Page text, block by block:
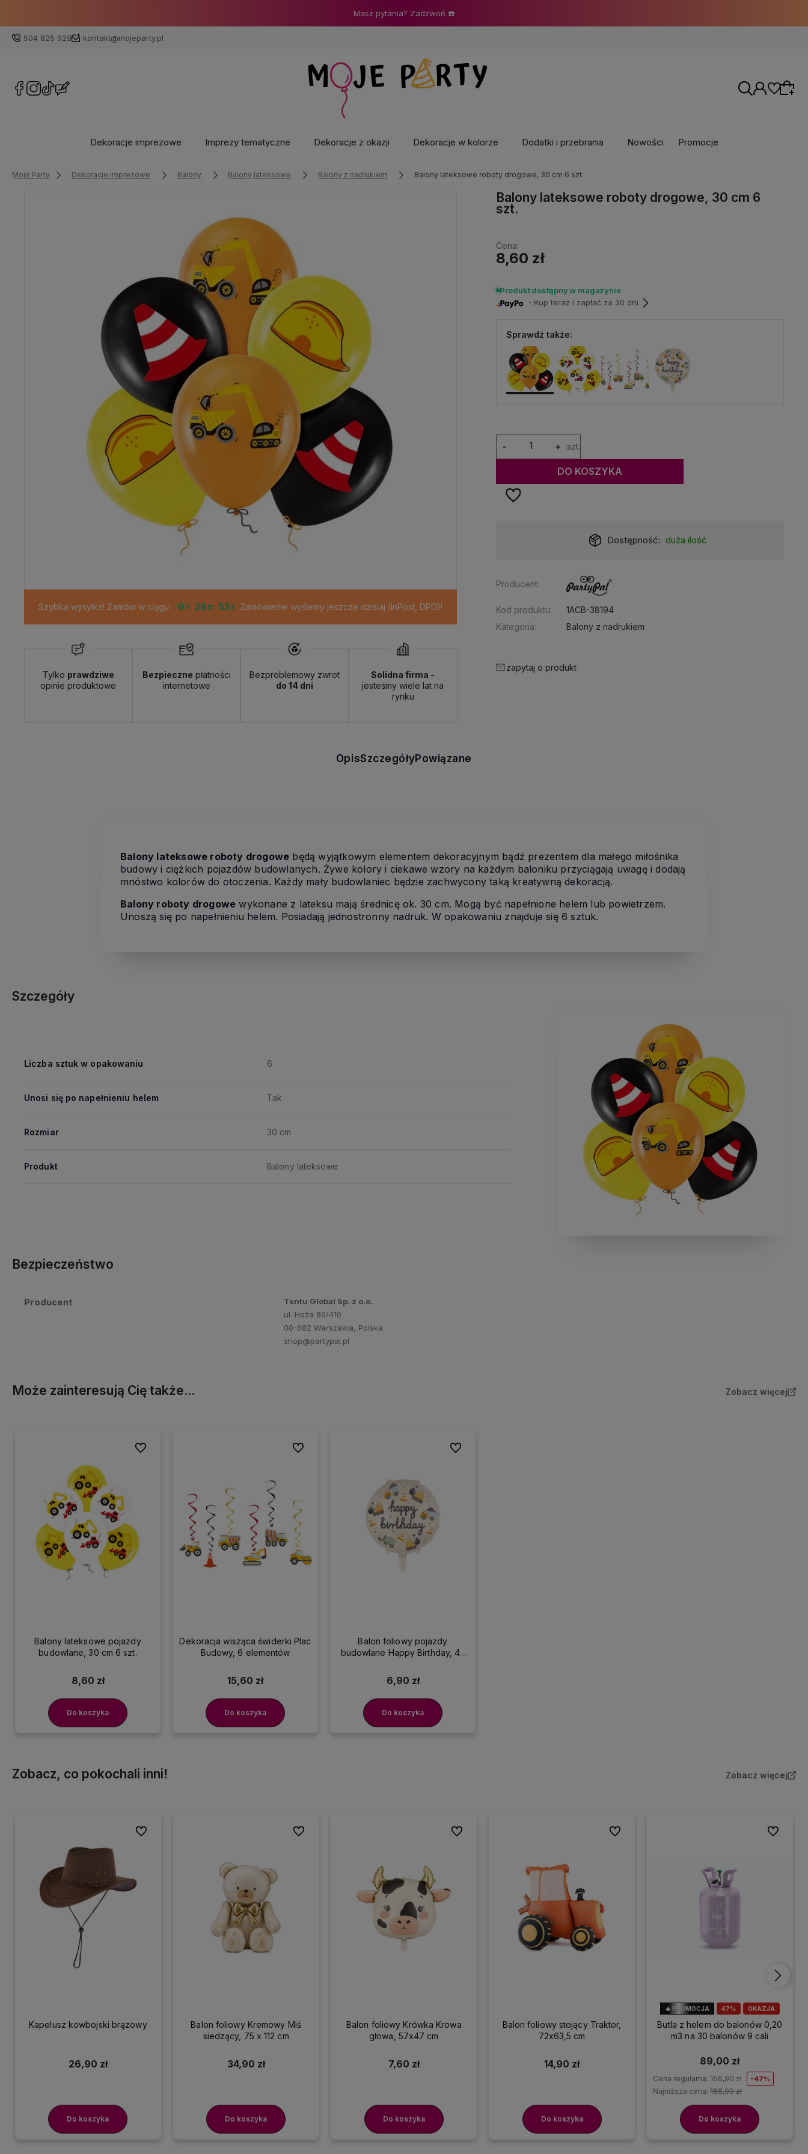
Masz pytania? Zadzwoń ☎️
504 825 929 kontakt@mojeparty.pl
Dekoracje imprezowe Imprezy tematyczne Dekoracje z okazji Dekoracje w kolorze Dodatki i przebrania Nowości Promocje
Moje Party Dekoracje imprezowe Balony Balony lateksowe Balony z nadrukiem Balony lateksowe roboty drogowe, 30 cm 6 szt.
Szybka wysyłka! Zamów w ciągu: 0 28 52 Zamówienie wyślemy jeszcze dzisiaj (InPost, DPD)!
Tylko prawdziwe
opinie produktowe
Bezpieczne płatności
internetowe
Bezproblemowy zwrot
do 14 dni
Solidna firma -
jesteśmy wiele lat na
rynku
Balony lateksowe roboty drogowe, 30 cm 6
szt.
Cena:
8,60 zł
Produkt dostępny w magazynie
・Kup teraz i zapłać za 30 dni
Sprawdź także:
+
- szt.
DO KOSZYKA
Dostępność: duża ilość
Producent:
Kod produktu:
1ACB-38194
Kategoria:
Balony z nadrukiem
zapytaj o produkt
OpisSzczegółyPowiązane
Balony lateksowe roboty drogowe będą wyjątkowym elementem dekoracyjnym bądź prezentem dla małego miłośnika
budowy i ciężkich pojazdów budowlanych. Żywe kolory i ciekawe wzory na każdym baloniku przyciągają uwagę i dodają
mnóstwo kolorów do otoczenia. Każdy mały budowlaniec będzie zachwycony taką kreatywną dekoracją.
Balony roboty drogowe wykonane z lateksu mają średnicę ok. 30 cm. Mogą być napełnione helem lub powietrzem.
Unoszą się po napełnieniu helem. Posiadają jednostronny nadruk. W opakowaniu znajduje się 6 sztuk.
Szczegóły
Liczba sztuk w opakowaniu 6
Unosi się po napełnieniu helem Tak
Rozmiar 30 cm
Produkt Balony lateksowe
Bezpieczeństwo
Producent
Tentu Global Sp. z o.o.
ul. Hoża 86/410
00-682 Warszawa, Polska
shop@partypal.pl
Może zainteresują Cię także... Zobacz więcej
Balony lateksowe pojazdy
budowlane, 30 cm 6 szt.
8,60 zł
Do koszyka
Do ulubionych
Dekoracja wisząca świderki Plac
Budowy, 6 elementów
15,60 zł
Do koszyka
Do ulubionych
Balon foliowy pojazdy
budowlane Happy Birthday, 45
6,90 zł
Do koszyka
Do ulubionych
Zobacz, co pokochali inni! Zobacz więcej
Kapelusz kowbojski brązowy
26,90 zł
Do koszyka
Do ulubionych
Balon foliowy Kremowy Miś
siedzący, 75 x 112 cm
34,90 zł
Do koszyka
Do ulubionych
Balon foliowy Krówka Krowa
głowa, 57x47 cm
7,60 zł
Do koszyka
Do ulubionych
Balon foliowy stojący Traktor,
72x63,5 cm
14,90 zł
Do koszyka
Do ulubionych
47% OKAZJA
🔥 PROMOCJA
Butla z helem do balonów 0,20
m3 na 30 balonów 9 cali
89,00 zł
Cena regularna: 166,90 zł -47%
Najniższa cena: 166,90 zł
Do koszyka
Do